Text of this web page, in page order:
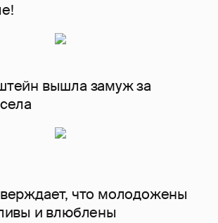
вышла замуж за
что молодожены
и влюблены